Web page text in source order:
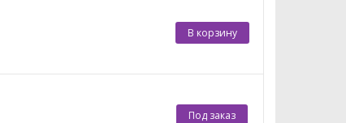
В корзину
Под заказ